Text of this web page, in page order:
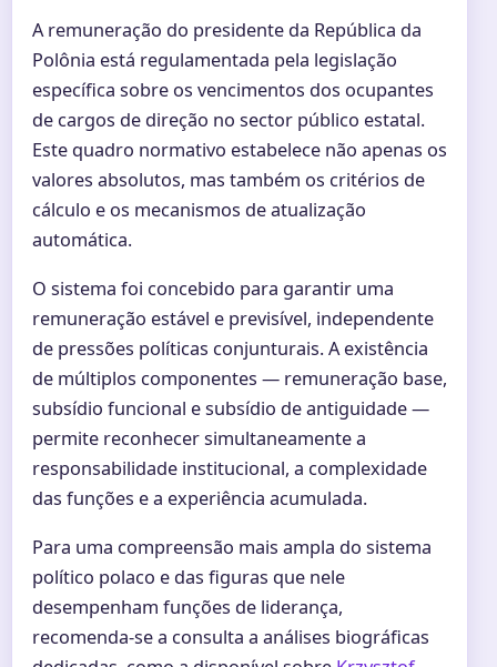
A remuneração do presidente da República da
Polônia está regulamentada pela legislação
específica sobre os vencimentos dos ocupantes
de cargos de direção no sector público estatal.
Este quadro normativo estabelece não apenas os
valores absolutos, mas também os critérios de
cálculo e os mecanismos de atualização
automática.
O sistema foi concebido para garantir uma
remuneração estável e previsível, independente
de pressões políticas conjunturais. A existência
de múltiplos componentes — remuneração base,
subsídio funcional e subsídio de antiguidade —
permite reconhecer simultaneamente a
responsabilidade institucional, a complexidade
das funções e a experiência acumulada.
Para uma compreensão mais ampla do sistema
político polaco e das figuras que nele
desempenham funções de liderança,
recomenda-se a consulta a análises biográficas